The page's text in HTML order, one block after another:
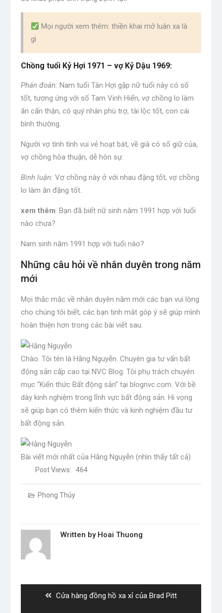
Mọi người xem thêm: thiền khai mở luân xa là
gì
Chồng tuổi Kỷ Hợi 1971 – vợ Kỷ Dậu 1969:
Phán đoán: Nam tuổi Tân Hợi gặp nữ tuổi này có số
tốt, tương ứng với số Tam Vinh Hiển, vợ chồng lo làm
ăn cẩn thận, có quý nhân phù trợ, tài lộc tốt, con cái
bình thường.
Người vợ tính tình vui vẻ hoạt bát, về già có số giữ của,
vợ chồng hòa thuận, dễ hôn sự.
Bình luận: Vợ chồng này ở với nhau đặng tốt, vợ chồng
lo làm ăn đặng tốt.
xem thêm: Bạn đã biết nữ sinh năm 1991 hợp với tuổi
nào chưa?
Nam sinh năm 1991 hợp với tuổi nào?
Những câu hỏi về nhân duyên trong năm
mới
Mọi thắc mắc về nhân duyên năm mới các bạn vui lòng
cho chúng tôi biết, các bạn tinh mắt góp ý sẽ giúp mình
hoàn thiện hơn trong các bài viết sau.
Chào. Tôi tên là Hằng Nguyễn. Chuyên gia tư vấn bất
động sản cấp cao tại NVC Blog. Tôi phụ trách chuyên
mục “Kiến thức Bất động sản” tại blognvc.com. Với bề
dày kinh nghiệm trong lĩnh vực bất động sản. Hi vọng
sẽ giúp bạn có thêm kiến ​​thức và kinh nghiệm đầu tư
bất động sản.
Bài viết mới nhất của Hằng Nguyễn (nhìn thấy tất cả)
Post Views: 464
Phong Thủy
Written by Hoai Thuong
Previous
Cửa hàng đồng hồ xa xỉ của Brad Pitt